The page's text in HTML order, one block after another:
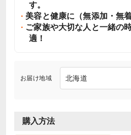
す。
美容と健康に（無添加・無
ご家族や大切な人と一緒の
適！
お届け地域
購入方法